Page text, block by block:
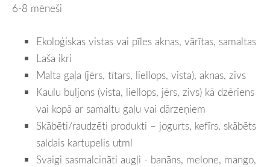
6-8 mēneši
Ekoloģiskas vistas vai pīles aknas, vārītas, samaltas
Laša ikri
Malta gaļa (jērs, tītars, liellops, vista), aknas, zivs
Kaulu buljons (vista, liellops, jērs, zivs) kā dzēriens
vai kopā ar samaltu gaļu vai dārzeņiem
Skābēti/raudzēti produkti – jogurts, kefīrs, skābēts
saldais kartupelis utml
Svaigi sasmalcināti augļi - banāns, melone, mango,